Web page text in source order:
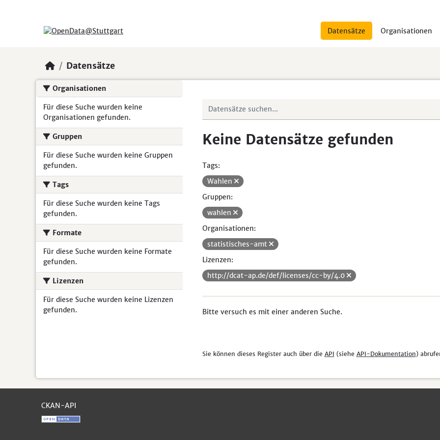
Datensätze Organisationen
Datensätze
Organisationen
Für diese Suche wurden keine
Organisationen gefunden.
Gruppen
Für diese Suche wurden keine Gruppen
gefunden.
Tags
Für diese Suche wurden keine Tags
gefunden.
Formate
Für diese Suche wurden keine Formate
gefunden.
Lizenzen
Für diese Suche wurden keine Lizenzen
gefunden.
Keine Datensätze gefunden
Tags:
Wahlen
Gruppen:
wahlen
Organisationen:
statistisches-amt
Lizenzen:
http://dcat-ap.de/def/licenses/cc-by/4.0
Bitte versuch es mit einer anderen Suche.
Sie können dieses Register auch über die API (siehe API-Dokumentation)
CKAN-API